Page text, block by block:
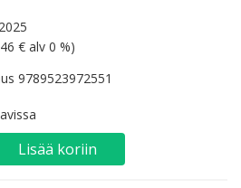
hinta hinta
€ alv 0 %)
9789523972551
Lisää koriin